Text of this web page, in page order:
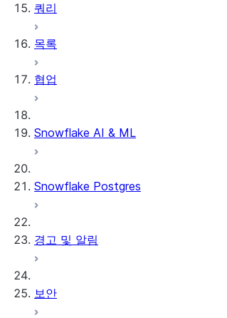
쿼리
목록
협업
Snowflake AI & ML
Snowflake Postgres
경고 및 알림
보안